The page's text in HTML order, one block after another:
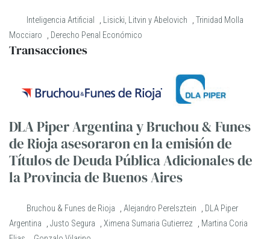
Inteligencia Artificial , Lisicki, Litvin y Abelovich , Trinidad Molla
Mocciaro , Derecho Penal Económico
Transacciones
DLA Piper Argentina y Bruchou & Funes
de Rioja asesoraron en la emisión de
Títulos de Deuda Pública Adicionales de
la Provincia de Buenos Aires
Bruchou & Funes de Rioja , Alejandro Perelsztein , DLA Piper
Argentina , Justo Segura , Ximena Sumaria Gutierrez , Martina Coria